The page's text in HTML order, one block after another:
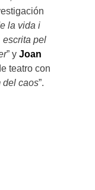
la vida i
escrita pel
” y Joan
teatro con
del caos”.